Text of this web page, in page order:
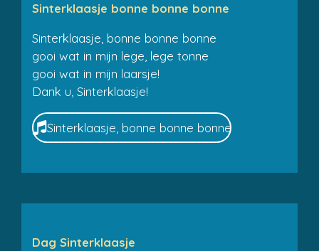
Sinterklaasje bonne bonne bonne
Sinterklaasje, bonne bonne bonne
gooi wat in mijn lege, lege tonne
gooi wat in mijn laarsje!
Dank u, Sinterklaasje!
Sinterklaasje, bonne bonne bonne
Dag Sinterklaasje